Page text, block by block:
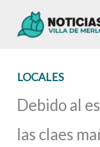
LOCALES
Debido al
las claes